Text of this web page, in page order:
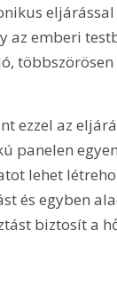
eljárással
az emberi
ezzel az
panelen
lehet
és egyben
biztosít a